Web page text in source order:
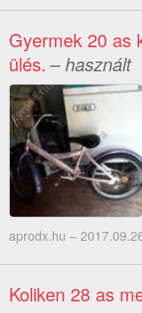
Gyermek 20 as
ülés. – használt
aprodx.hu –
Koliken 28 as